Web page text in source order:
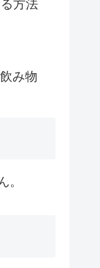
方法
み物
。